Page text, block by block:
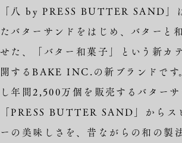
「八 by PRESS BUTTER SAND」
たバターサンドをはじめ、バターと
せた、「バター和菓子」という新カ
開するBAKE INC.の新ブランドです
し年間2,500万個を販売するバター
「PRESS BUTTER SAND」からス
ーの美味しさを、昔ながらの和の製